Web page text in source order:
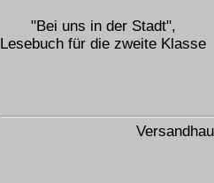
"Bei uns in der Stadt",
Lesebuch für die zweite Klasse